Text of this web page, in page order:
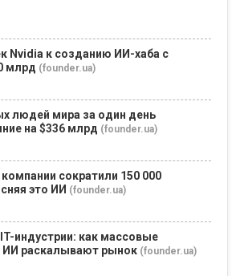
Nvidia к созданию ИИ-хаба с
млрд (founder.ua)
людей мира за один день
на $336 млрд (founder.ua)
сократили 150 000
это ИИ (founder.ua)
индустрии: как массовые
ИИ раскалывают рынок (founder.ua)